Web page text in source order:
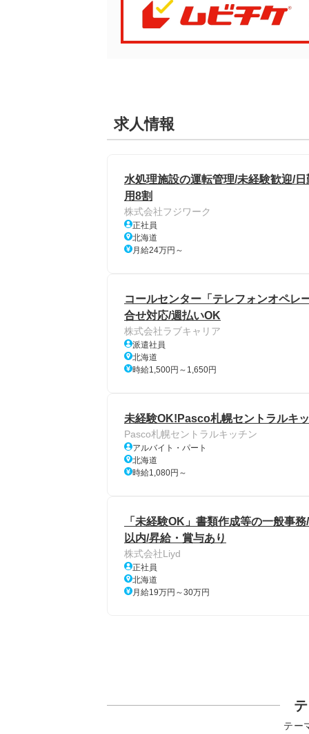
求人情報
水処理施設の運転管理/未経験歓迎/
用8割
株式会社フジワーク
正社員
北海道
月給24万円～
コールセンター「テレフォンオペレ
合せ対応/週払いOK
株式会社ラブキャリア
派遣社員
北海道
時給1,500円～1,650円
未経験OK!Pasco札幌セントラルキ
Pasco札幌セントラルキッチン
アルバイト・パート
北海道
時給1,080円～
「未経験OK」書類作成等の一般事
以内/昇給・賞与あり
株式会社Liyd
正社員
北海道
月給19万円～30万円
テー